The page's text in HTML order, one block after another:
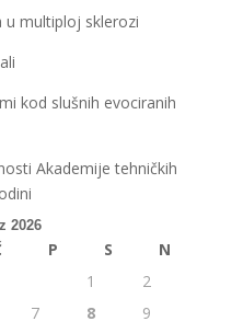
u multiploj sklerozi
kod slušnih evociranih
Akademije tehničkih
2026
P S
N
1
2
7 8
9